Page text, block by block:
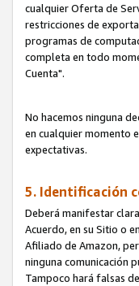
cualquier Oferta de
restricciones de
programas de
completa en todo
Cuenta".
No hacemos ninguna
en cualquier momento
expectativas.
5. Identificación
Deberá manifestar
Acuerdo, en su Sitio o
Afiliado de Amazon,
ninguna comunicación
Tampoco hará falsas